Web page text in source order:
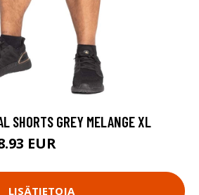
SHORTS GREY MELANGE XL
EUR
LISÄTIETOJA